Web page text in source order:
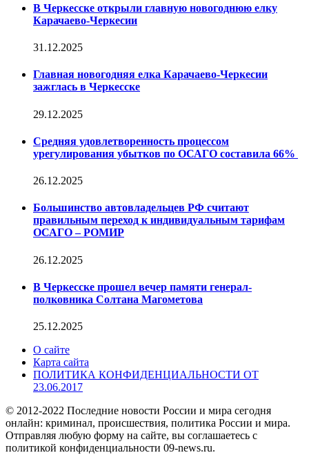
В Черкесске открыли главную новогоднюю елку
Карачаево-Черкесии
31.12.2025
Главная новогодняя елка Карачаево-Черкесии
зажглась в Черкесске
29.12.2025
Средняя удовлетворенность процессом
урегулирования убытков по ОСАГО составила 66%
26.12.2025
Большинство автовладельцев РФ считают
правильным переход к индивидуальным тарифам
ОСАГО – РОМИР
26.12.2025
В Черкесске прошел вечер памяти генерал-
полковника Солтана Магометова
25.12.2025
О сайте
Карта сайта
ПОЛИТИКА КОНФИДЕНЦИАЛЬНОСТИ ОТ
23.06.2017
© 2012-2022 Последние новости России и мира сегодня
онлайн: криминал, происшествия, политика России и мира.
Отправляя любую форму на сайте, вы соглашаетесь с
политикой конфиденциальности 09-news.ru.